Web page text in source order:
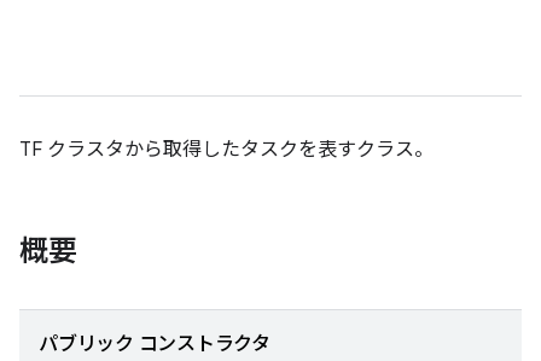
TF クラスタから取得したタスクを表すクラス。
概要
パブリック コンストラクタ